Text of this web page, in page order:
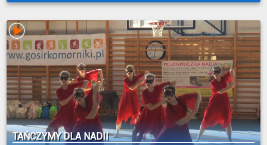
TAŃCZYMY DLA NADII